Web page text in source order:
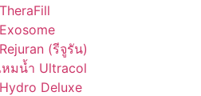
(รีจูรัน)
มน้ำ Ultracol
Deluxe